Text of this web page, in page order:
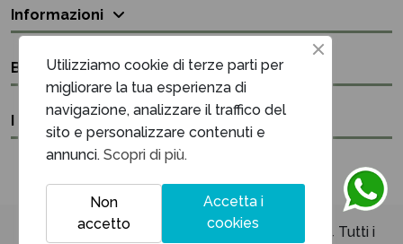
Informazioni
Bisogno di aiuto?
I nostri contatti
Unique Maison & Cadeaux P.iva 03394220614 Tutti i
Utilizziamo cookie di terze parti per
migliorare la tua esperienza di
navigazione, analizzare il traffico del
sito e personalizzare contenuti e
annunci. Scopri di più.
Accetta i
cookies
Non
accetto